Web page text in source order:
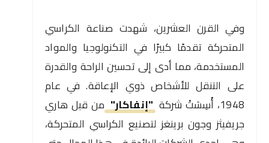
وفي القرن العشرين، شهدت صناعة الكراسي
المتحركة تقدمًا كبيرًا في التكنولوجيا والمواد
المستخدمة، مما أدى إلى تحسين الراحة والقدرة
على التنقل للأشخاص ذوي الإعاقة. في عام
1948، أُسِسَتْ شركة
"إنفاكار"من قبل هاري
جريفيثز وجون برينغز لتصنيع الكراسي المتحركة،